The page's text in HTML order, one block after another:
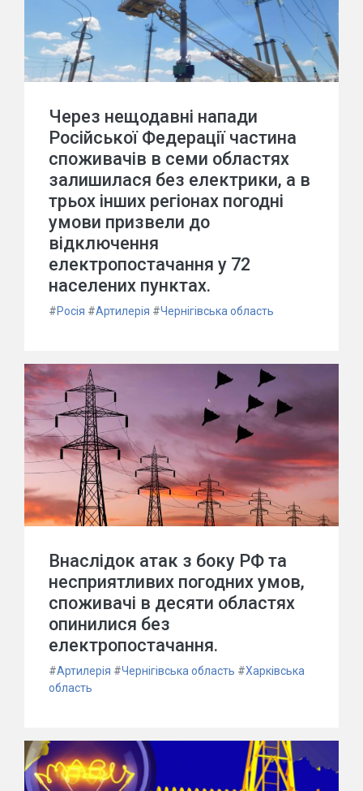
Через нещодавні напади
Російської Федерації частина
споживачів в семи областях
залишилася без електрики, а в
трьох інших регіонах погодні
умови призвели до
відключення
електропостачання у 72
населених пунктах.
#Росія #Артилерія #Чернігівська область
Внаслідок атак з боку РФ та
несприятливих погодних умов,
споживачі в десяти областях
опинилися без
електропостачання.
#Артилерія #Чернігівська область #Харківська
область